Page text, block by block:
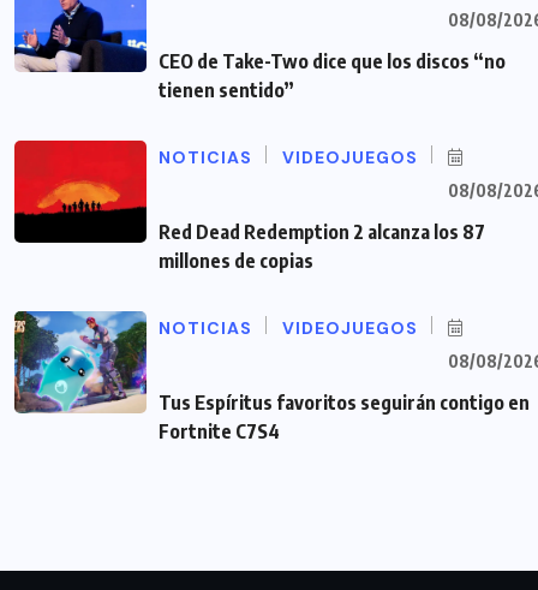
08/08/
CEO de Take-Two dice que los discos “no
tienen sentido”
NOTICIAS VIDEOJUEGOS
08/08/
Red Dead Redemption 2 alcanza los 87
millones de copias
NOTICIAS VIDEOJUEGOS
08/08/
Tus Espíritus favoritos seguirán contigo en
Fortnite C7S4